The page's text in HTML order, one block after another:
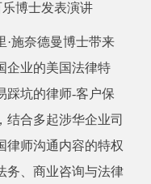
博士发表演讲
施奈德曼博士带来
企业的美国法律特
踩坑的律师-客户保
结合多起涉华企业司
律师沟通内容的特权
务、商业咨询与法律